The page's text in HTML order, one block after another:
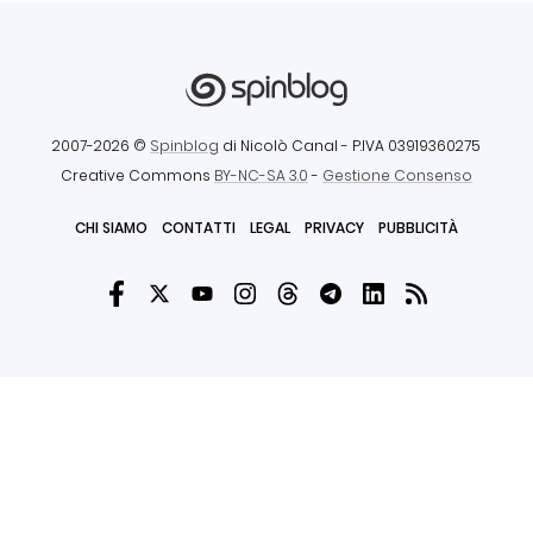
2007-2026 © Spinblog di Nicolò Canal - P.IVA 03919360275
Creative Commons BY-NC-SA 3.0- Gestione Consenso
CHI SIAMO CONTATTI LEGAL PRIVACY PUBBLICITÀ